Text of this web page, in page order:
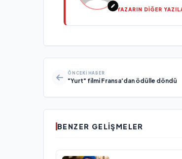
YAZARIN DİĞER
ÖNCEKI HABER
"Yurt" filmi Fransa'dan ödülle döndü
BENZER GELIŞMELER